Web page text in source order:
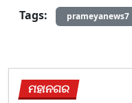
Tags: prameyanews7
ମହାନଗର